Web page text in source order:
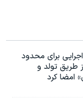
برای محدود
طریق تولد و
امضا کرد